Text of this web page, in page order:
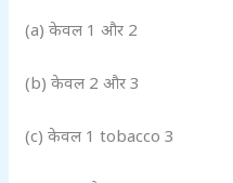
(a) केवल 1 और 2
(b) केवल 2 और 3
(c) केवल 1 tobacco 3